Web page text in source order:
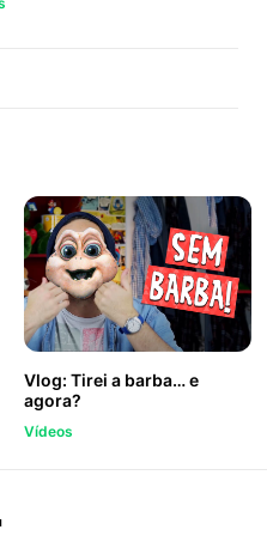
Vlog: Tirei a barba… e
agora?
Vídeos